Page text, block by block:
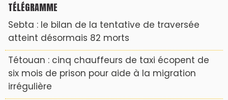
TÉLÉGRAMME
Sebta : le bilan de la tentative de traversée
atteint désormais 82 morts
Tétouan : cinq chauffeurs de taxi écopent de
six mois de prison pour aide à la migration
irrégulière